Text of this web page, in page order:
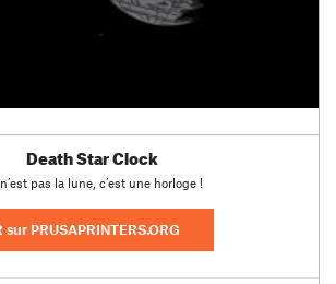
Death Star Clock
pas la lune, c’est une horloge !
sur PRUSAPRINTERS.ORG